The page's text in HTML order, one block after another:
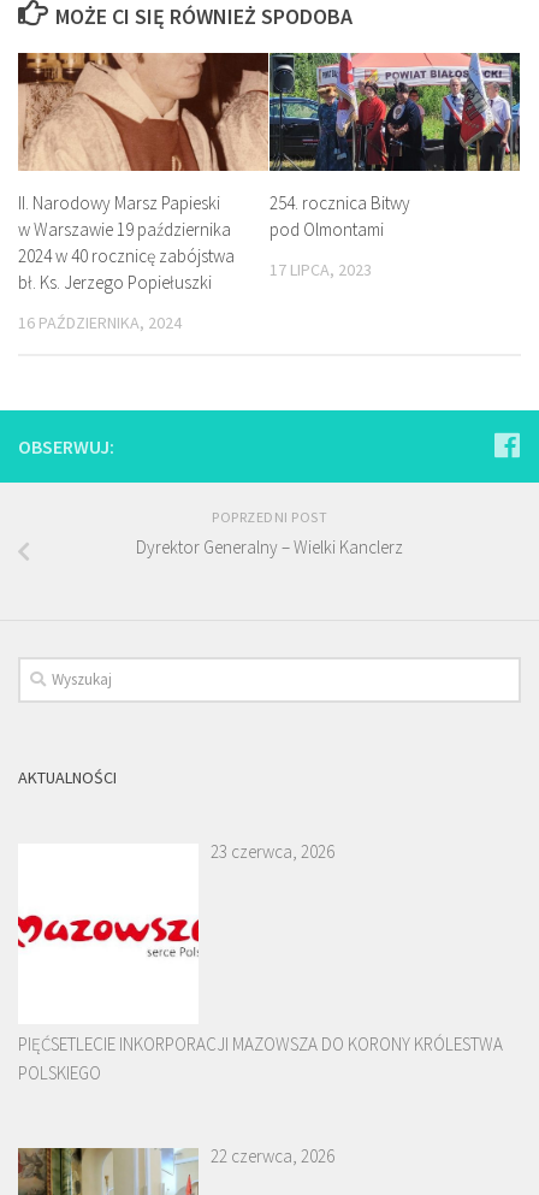
MOŻE CI SIĘ RÓWNIEŻ SPODOBA
II. Narodowy Marsz Papieski
w Warszawie 19 października
2024 w 40 rocznicę zabójstwa
bł. Ks. Jerzego Popiełuszki
16 PAŹDZIERNIKA, 2024
254. rocznica Bitwy
pod Olmontami
17 LIPCA, 2023
OBSERWUJ:
POPRZEDNI POST
Dyrektor Generalny – Wielki Kanclerz
AKTUALNOŚCI
23 czerwca, 2026
PIĘĆSETLECIE INKORPORACJI MAZOWSZA DO KORONY KRÓLESTWA
POLSKIEGO
22 czerwca, 2026